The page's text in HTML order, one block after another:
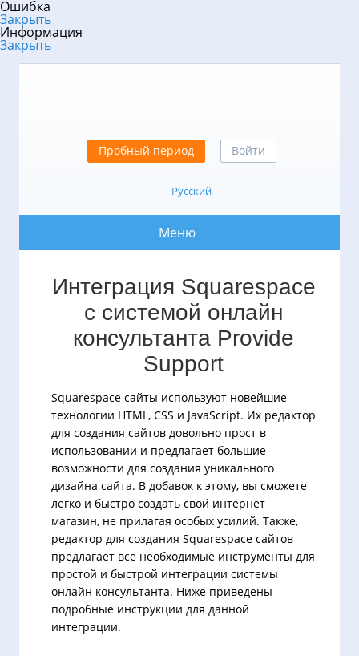
Ошибка
Закрыть
Информация
Закрыть
Пробный период Войти
Русский
Меню
Интеграция Squarespace
с системой онлайн
консультанта Provide
Support
Squarespace сайты используют новейшие
технологии HTML, CSS и JavaScript. Их редактор
для создания сайтов довольно прост в
использовании и предлагает большие
возможности для создания уникального
дизайна сайта. В добавок к этому, вы сможете
легко и быстро создать свой интернет
магазин, не прилагая особых усилий. Также,
редактор для создания Squarespace сайтов
предлагает все необходимые инструменты для
простой и быстрой интеграции системы
онлайн консультанта. Ниже приведены
подробные инструкции для данной
интеграции.